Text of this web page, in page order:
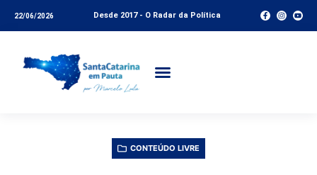
22/06/2026 Desde 2017 - O Radar da Política
CONTEÚDO LIVRE